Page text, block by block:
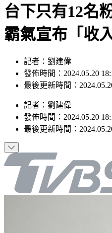
霸氣宣布「收
發佈時間：2024.05.20
最後更新時間：
發佈時間：2024.05.20
最後更新時間：